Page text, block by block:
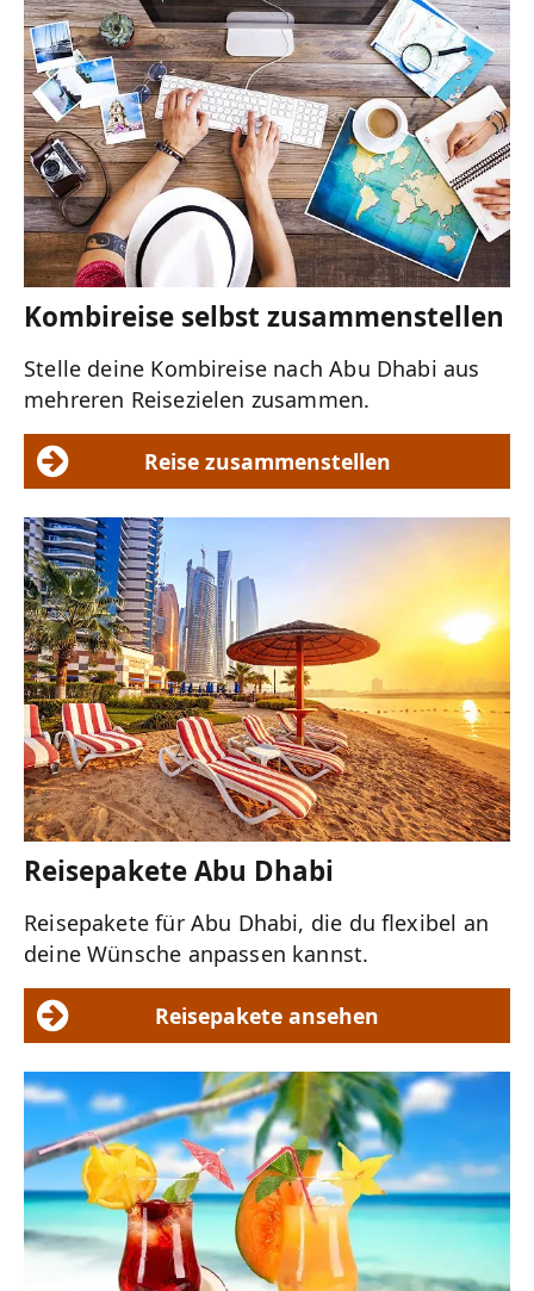
Kombireise selbst zusammenstellen
Stelle deine Kombireise nach Abu Dhabi aus
mehreren Reisezielen zusammen.
Reise zusammenstellen
Reisepakete Abu Dhabi
Reisepakete für Abu Dhabi, die du flexibel an
deine Wünsche anpassen kannst.
Reisepakete ansehen